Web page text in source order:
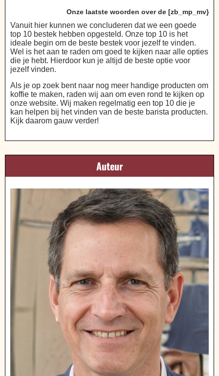
Onze laatste woorden over de [zb_mp_mv}
Vanuit hier kunnen we concluderen dat we een goede
top 10 bestek hebben opgesteld. Onze top 10 is het
ideale begin om de beste bestek voor jezelf te vinden.
Wel is het aan te raden om goed te kijken naar alle opties
die je hebt. Hierdoor kun je altijd de beste optie voor
jezelf vinden.
Als je op zoek bent naar nog meer handige producten om
koffie te maken, raden wij aan om even rond te kijken op
onze website. Wij maken regelmatig een top 10 die je
kan helpen bij het vinden van de beste barista producten.
Kijk daarom gauw verder!
Auteur